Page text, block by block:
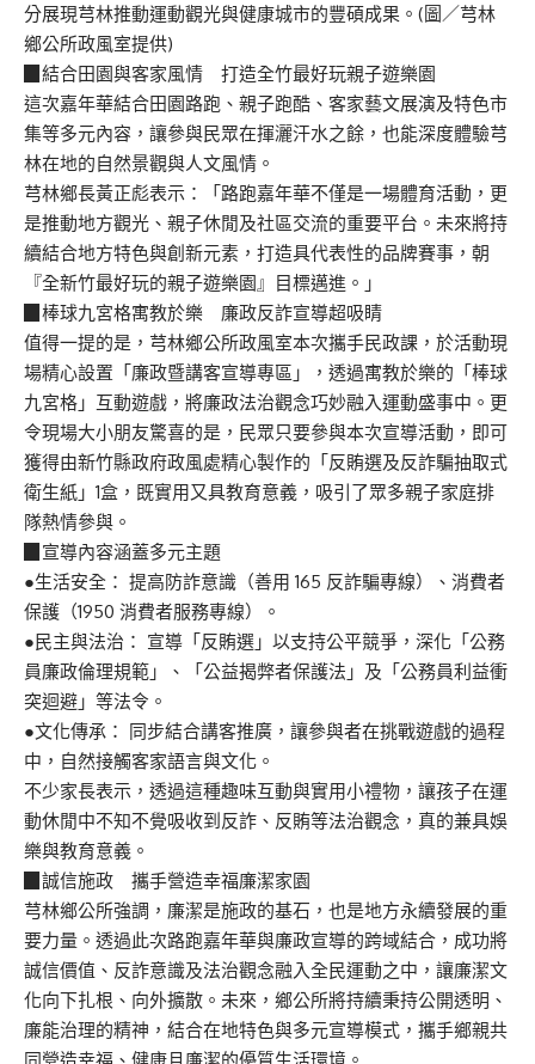
分展現芎林推動運動觀光與健康城市的豐碩成果。(圖／芎林
鄉公所政風室提供)
▉結合田園與客家風情 打造全竹最好玩親子遊樂園
這次嘉年華結合田園路跑、親子跑酷、客家藝文展演及特色市
集等多元內容，讓參與民眾在揮灑汗水之餘，也能深度體驗芎
林在地的自然景觀與人文風情。
芎林鄉長黃正彪表示：「路跑嘉年華不僅是一場體育活動，更
是推動地方觀光、親子休閒及社區交流的重要平台。未來將持
續結合地方特色與創新元素，打造具代表性的品牌賽事，朝
『全新竹最好玩的親子遊樂園』目標邁進。」
▉棒球九宮格寓教於樂 廉政反詐宣導超吸睛
值得一提的是，芎林鄉公所政風室本次攜手民政課，於活動現
場精心設置「廉政暨講客宣導專區」，透過寓教於樂的「棒球
九宮格」互動遊戲，將廉政法治觀念巧妙融入運動盛事中。更
令現場大小朋友驚喜的是，民眾只要參與本次宣導活動，即可
獲得由新竹縣政府政風處精心製作的「反賄選及反詐騙抽取式
衛生紙」1盒，既實用又具教育意義，吸引了眾多親子家庭排
隊熱情參與。
▉宣導內容涵蓋多元主題
●生活安全： 提高防詐意識（善用 165 反詐騙專線）、消費者
保護（1950 消費者服務專線）。
●民主與法治： 宣導「反賄選」以支持公平競爭，深化「公務
員廉政倫理規範」、「公益揭弊者保護法」及「公務員利益衝
突迴避」等法令。
●文化傳承： 同步結合講客推廣，讓參與者在挑戰遊戲的過程
中，自然接觸客家語言與文化。
不少家長表示，透過這種趣味互動與實用小禮物，讓孩子在運
動休閒中不知不覺吸收到反詐、反賄等法治觀念，真的兼具娛
樂與教育意義。
▉誠信施政 攜手營造幸福廉潔家園
芎林鄉公所強調，廉潔是施政的基石，也是地方永續發展的重
要力量。透過此次路跑嘉年華與廉政宣導的跨域結合，成功將
誠信價值、反詐意識及法治觀念融入全民運動之中，讓廉潔文
化向下扎根、向外擴散。未來，鄉公所將持續秉持公開透明、
廉能治理的精神，結合在地特色與多元宣導模式，攜手鄉親共